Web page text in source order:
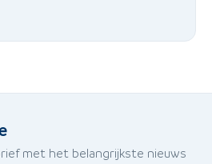
met het belangrijkste nieuws